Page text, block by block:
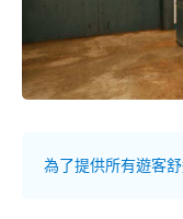
為了提供所有遊客